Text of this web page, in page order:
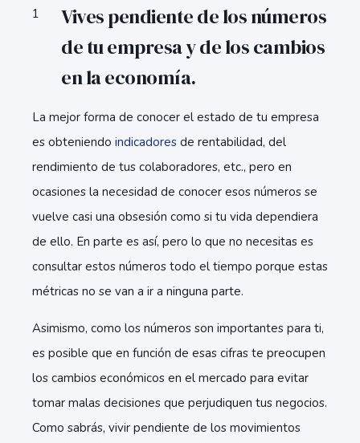
Vives pendiente de los números
de tu empresa y de los cambios
en la economía.
La mejor forma de conocer el estado de tu empresa
es obteniendo indicadores de rentabilidad, del
rendimiento de tus colaboradores, etc., pero en
ocasiones la necesidad de conocer esos números se
vuelve casi una obsesión como si tu vida dependiera
de ello. En parte es así, pero lo que no necesitas es
consultar estos números todo el tiempo porque estas
métricas no se van a ir a ninguna parte.
Asimismo, como los números son importantes para ti,
es posible que en función de esas cifras te preocupen
los cambios económicos en el mercado para evitar
tomar malas decisiones que perjudiquen tus negocios.
Como sabrás, vivir pendiente de los movimientos